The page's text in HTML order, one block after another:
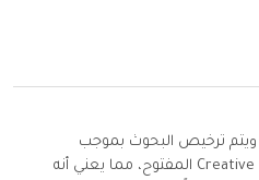
ويتم ترخيص البحوث بموجب
ترخيص Creative Commons CC BY 4.0 المفتوح، مما يعني أنه